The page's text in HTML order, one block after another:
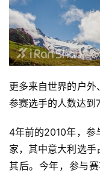
更多来自世界的户
参赛选手的人数达
4年前的2010年，参
家，其中意大利选
其后。今年，参与